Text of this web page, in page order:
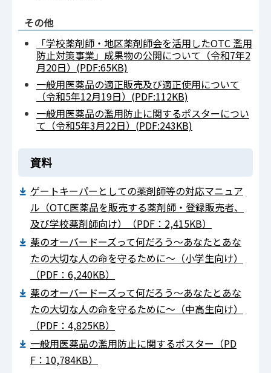
その他
「学校薬剤師・地区薬剤師会を活用したOTC 濫用
防止対策事業」成果物の公開について（令和7年2
月20日）(PDF:65KB)
一般用医薬品の適正販売及び適正使用について
（令和5年12月19日）(PDF:112KB)
一般用医薬品の濫用防止に関するポスターについ
て（令和5年3月22日）(PDF:243KB)
資料
ゲートキーパーとしての薬剤師等の対応マニュア
ル（OTC医薬品を販売する薬剤師・登録販売者、
及び学校薬剤師向け）（PDF：2,415KB）
薬のオーバードーズって何だろう～あなたとあな
たの大切な人の命を守るために～（小学生向け）
（PDF：6,240KB）
薬のオーバードーズって何だろう～あなたとあな
たの大切な人の命を守るために～（中高生向け）
（PDF：4,825KB）
一般用医薬品の濫用防止に関するポスター（PD
F：10,784KB）